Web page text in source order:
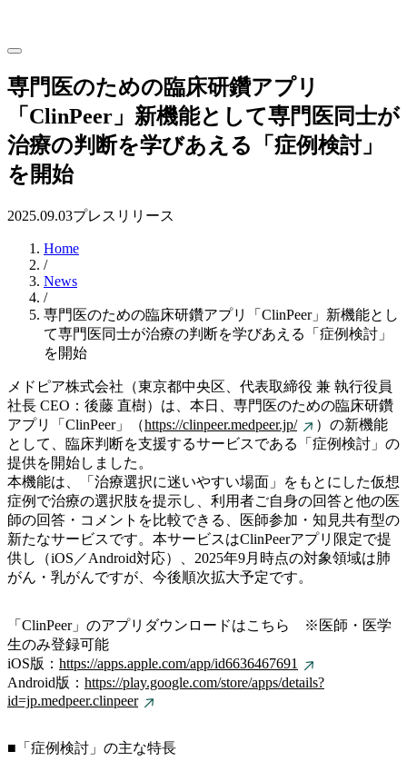
専門医のための臨床研鑽アプリ
「ClinPeer」新機能として専門医同士が
治療の判断を学びあえる「症例検討」
を開始
2025.09.03プレスリリース
Home
/
News
/
専門医のための臨床研鑽アプリ「ClinPeer」新機能とし
て専門医同士が治療の判断を学びあえる「症例検討」
を開始
メドピア株式会社（東京都中央区、代表取締役 兼 執行役員
社長 CEO：後藤 直樹）は、本日、専門医のための臨床研鑽
アプリ「ClinPeer」（https://clinpeer.medpeer.jp/
）の新機能
として、臨床判断を支援するサービスである「症例検討」の
提供を開始しました。
本機能は、「治療選択に迷いやすい場面」をもとにした仮想
症例で治療の選択肢を提示し、利用者ご自身の回答と他の医
師の回答・コメントを比較できる、医師参加・知見共有型の
新たなサービスです。本サービスはClinPeerアプリ限定で提
供し（iOS／Android対応）、2025年9月時点の対象領域は肺
がん・乳がんですが、今後順次拡大予定です。
「ClinPeer」のアプリダウンロードはこちら ※医師・医学
生のみ登録可能
iOS版： https://apps.apple.com/app/id6636467691
Android版： https://play.google.com/store/apps/details?
id=jp.medpeer.clinpeer
■「症例検討」の主な特長